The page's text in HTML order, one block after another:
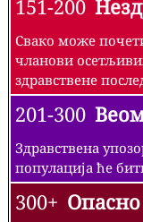
151-200
Свако може
чланови
здравствене
201-300
Здравствена
популација ће
300+ Опасно